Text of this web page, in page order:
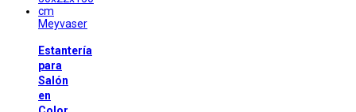
Meyvaser
Estantería
para
Salón
en